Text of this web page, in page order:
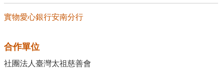
實物愛心銀行安南分行
合作單位
社團法人臺灣太祖慈善會